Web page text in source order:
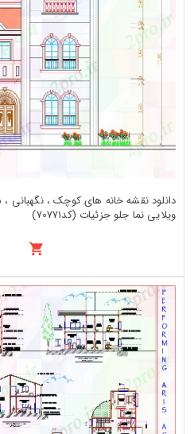
دانلود نقشه خانه های کوچک ، نگهبانی ،
ویلایی نما جلو جزئیات (کد70771)